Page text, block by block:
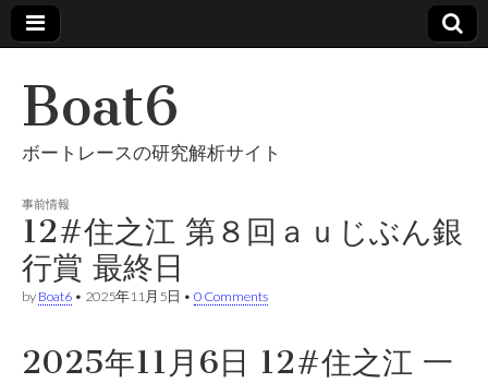
Boat6
ボートレースの研究解析サイト
事前情報
12#住之江 第８回ａｕじぶん銀
行賞 最終日
by Boat6 • 2025年11月5日 • 0 Comments
2025年11月6日 12#住之江 一